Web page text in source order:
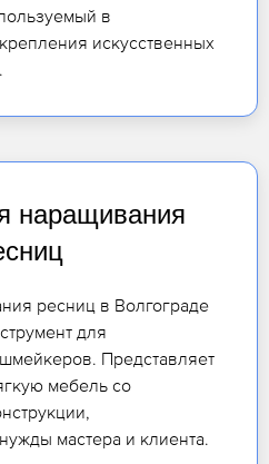
в
искусственных
наращивания
ресниц в Волгограде
для
Представляет
мебель со
мастера и клиента.